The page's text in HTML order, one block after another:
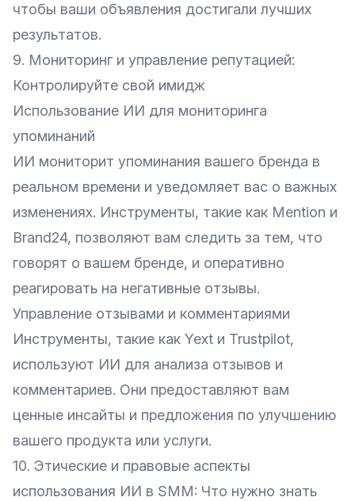
чтобы ваши объявления достигали лучших
результатов.
9. Мониторинг и управление репутацией:
Контролируйте свой имидж
Использование ИИ для мониторинга
упоминаний
ИИ мониторит упоминания вашего бренда в
реальном времени и уведомляет вас о важных
изменениях. Инструменты, такие как Mention и
Brand24, позволяют вам следить за тем, что
говорят о вашем бренде, и оперативно
реагировать на негативные отзывы.
Управление отзывами и комментариями
Инструменты, такие как Yext и Trustpilot,
используют ИИ для анализа отзывов и
комментариев. Они предоставляют вам
ценные инсайты и предложения по улучшению
вашего продукта или услуги.
10. Этические и правовые аспекты
использования ИИ в SMM: Что нужно знать